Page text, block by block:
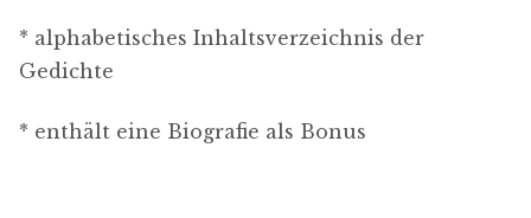
* alphabetisches Inhaltsverzeichnis der
Gedichte
* enthält eine Biografie als Bonus